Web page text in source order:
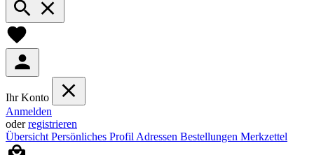
Ihr Konto
Anmelden
oderregistrieren
Übersicht Persönliches Profil Adressen Bestellungen Merkzettel